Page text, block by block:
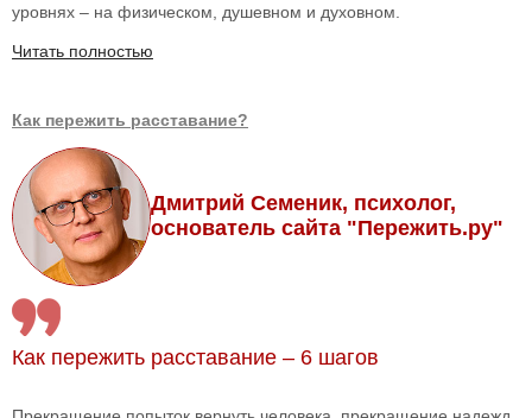
уровнях – на физическом, душевном и духовном.
Читать полностью
Как пережить расставание?
Дмитрий Семеник, психолог,
основатель сайта "Пережить.ру"
Как пережить расставание – 6 шагов